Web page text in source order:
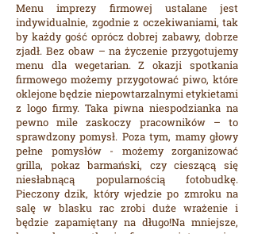
Menu imprezy firmowej ustalane jest
indywidualnie, zgodnie z oczekiwaniami, tak
by każdy gość oprócz dobrej zabawy, dobrze
zjadł. Bez obaw – na życzenie przygotujemy
menu dla wegetarian.Z okazji spotkania
firmowego możemy przygotować piwo, które
oklejone będzie niepowtarzalnymi etykietami
z logo firmy. Taka piwna niespodzianka na
pewno mile zaskoczy pracowników – to
sprawdzony pomysł. Poza tym, mamy głowy
pełne pomysłów - możemy zorganizować
grilla, pokaz barmański, czy cieszącą się
niesłabnącą popularnością fotobudkę.
Pieczony dzik, który wjedzie po zmroku na
salę w blasku rac zrobi duże wrażenie i
będzie zapamiętany na długo!Na mniejsze,